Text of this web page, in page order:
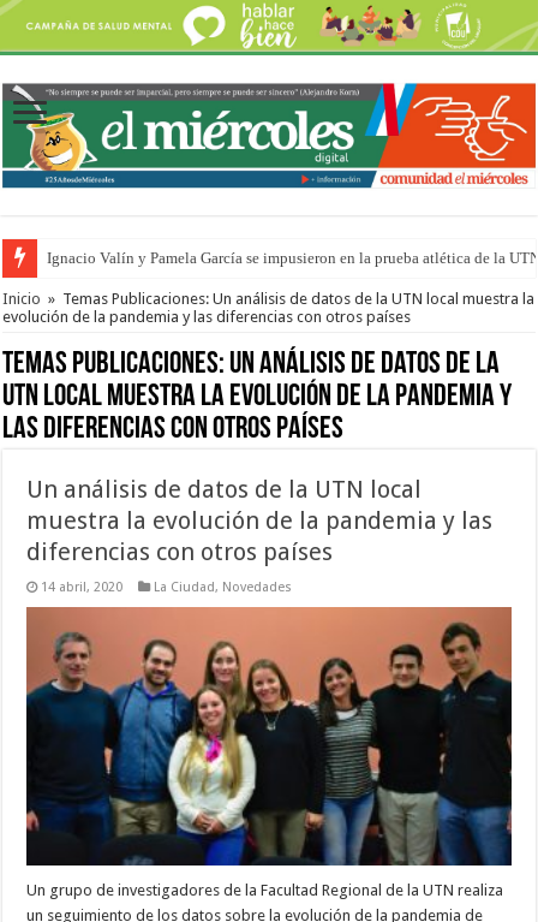
Traigo el litoral en mi canción: 100 años de Aníbal Sampayo
Inicio » Temas Publicaciones: Un análisis de datos de la UTN local muestra la
evolución de la pandemia y las diferencias con otros países
Temas Publicaciones: Un análisis de datos de la
UTN local muestra la evolución de la pandemia y
las diferencias con otros países
Un análisis de datos de la UTN local
muestra la evolución de la pandemia y las
diferencias con otros países
14 abril, 2020 La Ciudad, Novedades
Un grupo de investigadores de la Facultad Regional de la UTN realiza
un seguimiento de los datos sobre la evolución de la pandemia de